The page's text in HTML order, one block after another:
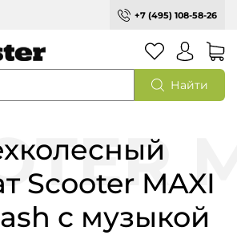
+7 (495) 108-58-26
Найти
Scooter MAXI
с музыкой